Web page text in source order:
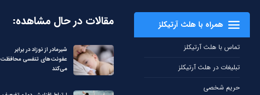
همراه با هلث آرتیکلز
تماس با هلث آرتیکلز
تبلیغات در هلث آرتیکلز
حریم شخصی
مقالات در حال مشاهده:
شیرمادر از نوزاد در برابر
عفونت‌های تنفسی محافظت
می‌کند